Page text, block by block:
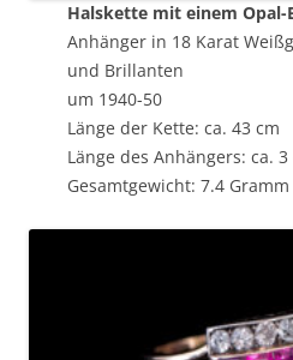
Halskette mit einem
Anhänger in 18 Karat
und Brillanten
um 1940-50
Länge der Kette: ca. 43 cm
Länge des Anhängers: ca. 3
Gesamtgewicht: 7.4 Gramm